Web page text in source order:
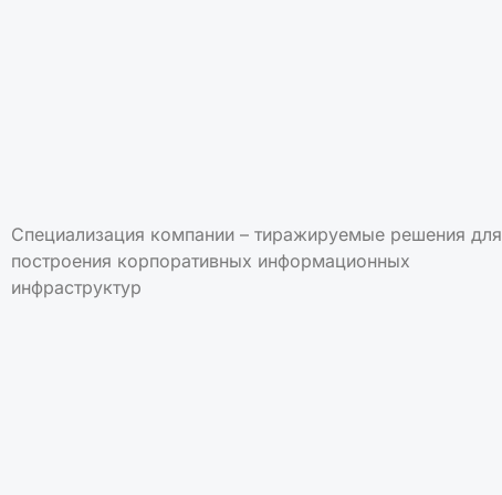
Специализация компании – тиражируемые решения для
построения корпоративных информационных
инфраструктур